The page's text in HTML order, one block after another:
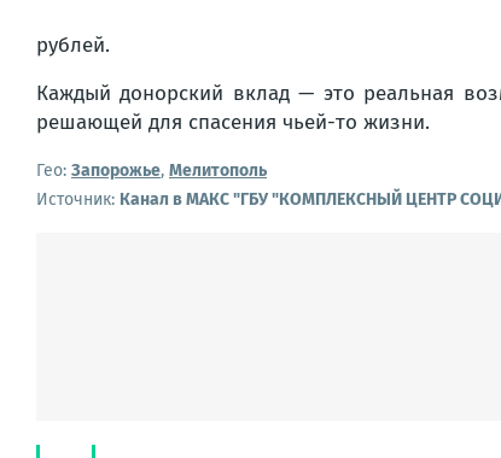
рублей.
Каждый донорский вклад — это реальная
решающей для спасения чьей-то жизни.
Гео: Запорожье, Мелитополь
Источник: Канал в МАКС "ГБУ "КОМПЛЕКСНЫЙ ЦЕНТР